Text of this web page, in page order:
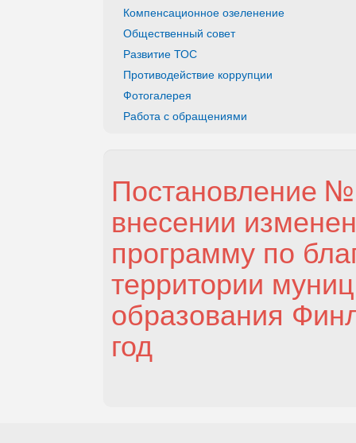
Компенсационное озеленение
Общественный совет
Развитие ТОС
Противодействие коррупции
Фотогалерея
Работа с обращениями
Постановление
внесении
программу по
территории
образования
год